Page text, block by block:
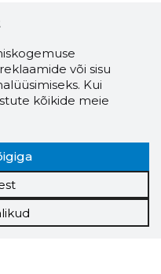
või sisu
Kui
kõikide meie